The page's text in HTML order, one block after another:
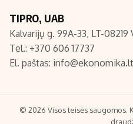
Redakcija
Turinio žymėjimo taisyklės
TIPRO, UAB
Kalvarijų g. 99A-33, LT-08219
Tel.: +370 606 17737
El. paštas: info@ekonomika.lt
© 2026 Visos teisės saugomos.